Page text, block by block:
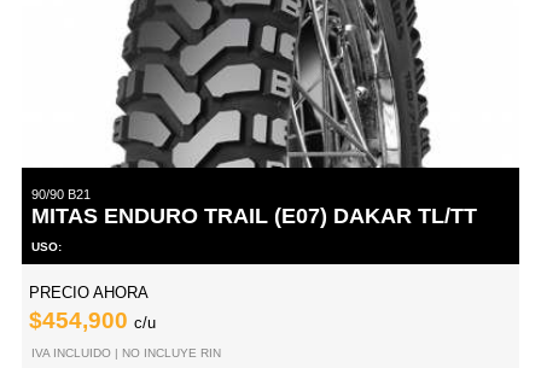
90/90 B21
MITAS ENDURO TRAIL (E07) DAKAR TL/TT
USO:
PRECIO AHORA
$454,900 c/u
IVA INCLUIDO | NO INCLUYE RIN